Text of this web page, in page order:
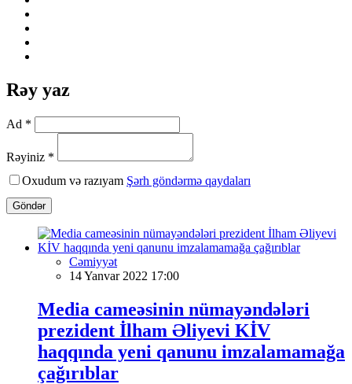
Rəy yaz
Ad *
Rəyiniz *
Oxudum və razıyam Şərh göndərmə qaydaları
Göndər
Cəmiyyət
14 Yanvar 2022 17:00
Media cameəsinin nümayəndələri
prezident İlham Əliyevi KİV
haqqında yeni qanunu imzalamamağa
çağırıblar